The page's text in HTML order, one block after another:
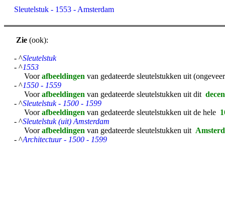
Sleutelstuk - 1553 - Amsterdam
Zie (ook):
- ^Sleutelstuk
- ^1553
Voorafbeeldingen van gedateerde sleutelstukken uit
- ^1550 - 1559
Voorafbeeldingen van gedateerde sleutelstukken uit dit
- ^Sleutelstuk - 1500 - 1599
Voorafbeeldingen van gedateerde sleutelstukken uit de hele
- ^Sleutelstuk (uit) Amsterdam
Voorafbeeldingen van gedateerde sleutelstukken uit
- ^Architectuur - 1500 - 1599